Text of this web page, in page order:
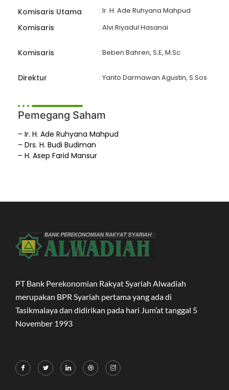
Komisaris Utama : Ir. H. Ade Ruhyana Mahpud
Komisaris : Alvi Riyadul Hasanai
Komisaris : Beben Bahren, S.E, M.Sc
Direktur : Yanto Darmawan Agustin, S.Sos
Pemegang Saham
– Ir. H. Ade Ruhyana Mahpud
– Drs. H. Budi Budiman
– H. Asep Farid Mansur
PT Bank Perekonomian Rakyat Syariah Alwadiah
merupakan BPR Syariah pertama yang ada di
Tasikmalaya dan didirikan pada hari Jum’at tanggal 5
November 1993